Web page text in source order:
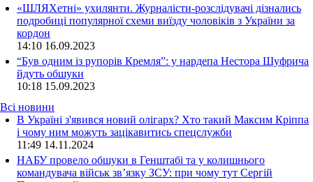
«ШЛЯХетні» ухилянти. Журналісти-розслідувачі дізнались
подробиці популярної схеми виїзду чоловіків з України за
кордон
14:10 16.09.2023
“Був одним із рупорів Кремля”: у нардепа Нестора Шуфрича
йдуть обшуки
10:18 15.09.2023
Всі новини
В Україні з'явився новий олігарх? Хто такий Максим Кріппа
і чому ним можуть зацікавитись спецслужби
11:49 14.11.2024
НАБУ провело обшуки в Генштабі та у колишнього
командувача військ зв’язку ЗСУ: при чому тут Сергій